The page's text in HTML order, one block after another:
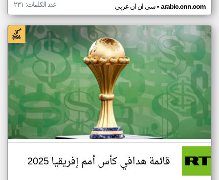
سي ان ان عربي• arabic.cnn.com عدد الكلمات: ٢٣١
قائمة هدافي كأس أمم إفريقيا 2025